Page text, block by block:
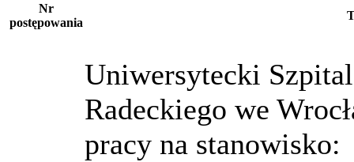
Nr
postępowania
Uniwersytecki
Radeckiego we
pracy na stanowisko: